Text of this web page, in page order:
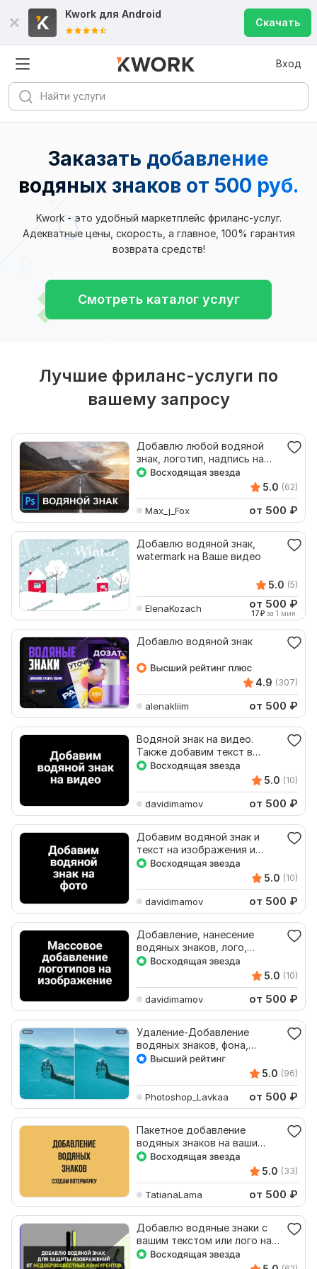
Kwork для Android
Скачать
Вход
Заказать добавление
водяных знаков от 500 руб.
Kwork - это удобный маркетплейс фриланс-услуг.
Адекватные цены, скорость, а главное, 100% гарантия
возврата средств!
Смотреть каталог услуг
Лучшие фриланс-услуги по
вашему запросу
Добавлю любой водяной
знак, логотип, надпись на
изображения, фото
5.0 (62)
Max_j_Fox от 500 ₽
Добавлю водяной знак,
watermark на Ваше видео
5.0 (5)
ElenaKozach от 500 ₽
17₽ за 1 мин.
Добавлю водяной знак
4.9 (307)
alenakliim от 500 ₽
Водяной знак на видео.
Также добавим текст в
любом месте
5.0 (10)
davidimamov от 500 ₽
Добавим водяной знак и
текст на изображения и
фотографии, массово
5.0 (10)
davidimamov от 500 ₽
Добавление, нанесение
водяных знаков, лого,
брендирование фото
5.0 (10)
davidimamov от 500 ₽
Удаление-Добавление
водяных знаков, фона,
предметов на изображении
5.0 (96)
Photoshop_Lavkaa от 500 ₽
Пакетное добавление
водяных знаков на ваши
изображения, фото
5.0 (33)
TatianaLama от 500 ₽
Добавлю водяные знаки с
вашим текстом или лого на
фото. 1 кворк -100